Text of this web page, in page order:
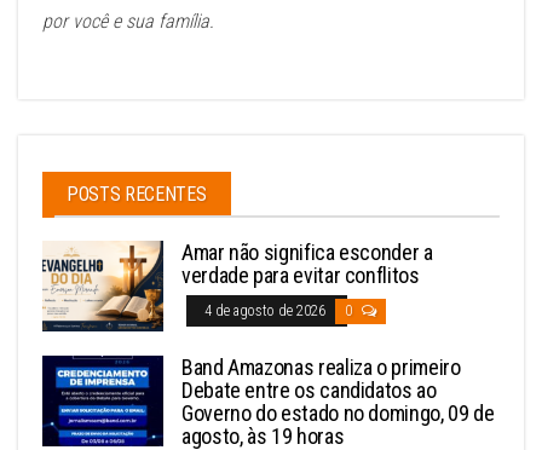
por você e sua família.
POSTS RECENTES
Amar não significa esconder a
verdade para evitar conflitos
4 de agosto de 2026 0
Band Amazonas realiza o primeiro
Debate entre os candidatos ao
Governo do estado no domingo, 09 de
agosto, às 19 horas